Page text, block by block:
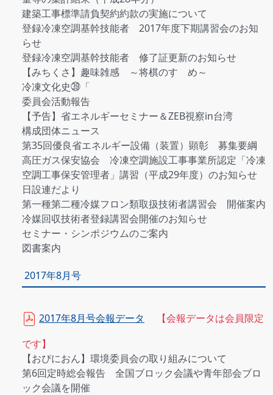
建築工事標準請負契約約款の実施について
登録冷凍空調基幹技能者 2017年度下期講習会のお知
らせ
登録冷凍空調基幹技能者 修了証更新のお知らせ
【みちくさ】趣味雑感 ～将棋のすゝめ～
冷凍文化史㊴「
委員会活動報告
【予告】省エネルギーセミナー＆ZEB視察in台湾
構成団体ニュース
第35回優良省エネルギー設備（装置）顕彰 募集要綱
高圧ガス保安協会 冷凍空調施設工事事業所認定「冷凍
空調工事保安管理者」講習（平成29年度）のお知らせ
日設連だより
第一種第二種冷媒フロン類取扱技術者講習会 開催案内
冷媒回収技術者登録講習会開催のお知らせ
セミナー・シンポジウムのご案内
図書案内
2017年8月号
2017年8月号会報データ
【会報データは会員限定
です】
【おぴにおん】環境委員会の取り組みについて
第6回定時総会報告 全国ブロック会議や青年部会ブロ
ック会議を開催